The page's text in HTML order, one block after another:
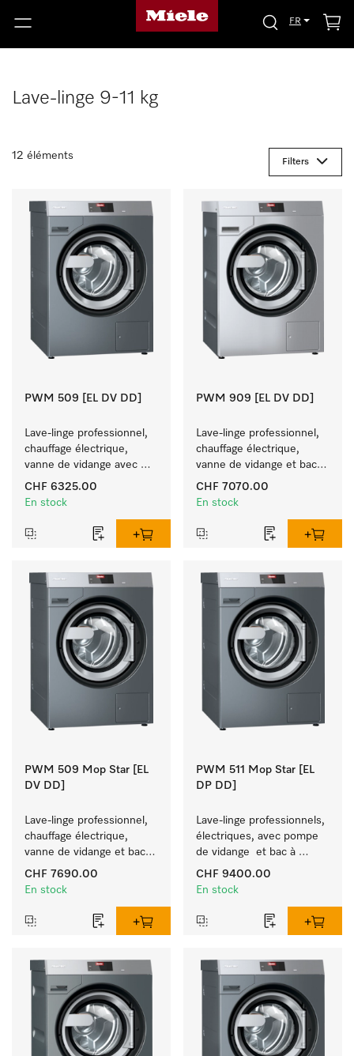
FR
Lave-linge 9-11 kg
12 éléments
Filters
PWM 509 [EL DV DD]
Lave-linge professionnel,
chauffage électrique,
vanne de vidange avec
bac à produits,
M Touch Pro.
CHF 6325.00
En stock
PWM 909 [EL DV DD]
Lave-linge professionnel,
chauffage électrique,
vanne de vidange et bac à
produits,
M Touch Pro Plus –
CHF 7070.00
En stock
PWM 509 Mop Star [EL
DV DD]
Lave-linge professionnel,
chauffage électrique,
vanne de vidange et bac à
produits, M Touch Pro,
pour le Facility
CHF 7690.00
En stock
PWM 511 Mop Star [EL
DP DD]
Lave-linge professionnels,
électriques, avec pompe
de vidange  et bac à
produits, M Touch Pro,
pour le Facility
CHF 9400.00
En stock